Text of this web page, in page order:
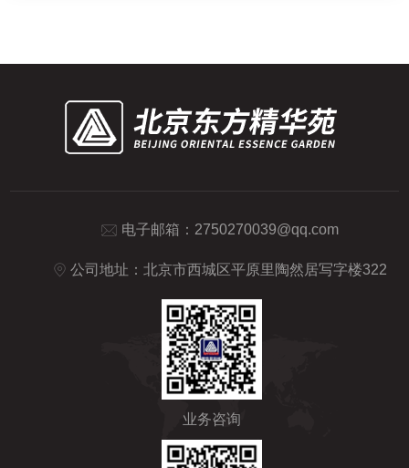
电子邮箱： 2750270039@qq.com
公司地址：北京市西城区平原里陶然居写字楼322
业务咨询